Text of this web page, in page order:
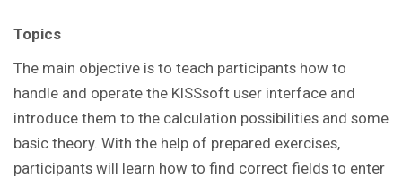
Topics
The main objective is to teach participants how to
handle and operate the KISSsoft user interface and
introduce them to the calculation possibilities and some
basic theory. With the help of prepared exercises,
participants will learn how to find correct fields to enter